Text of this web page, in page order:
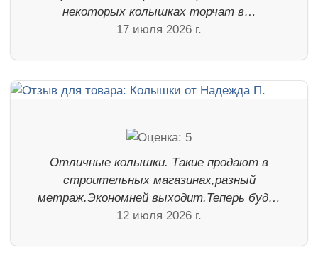
некоторых колышках торчат в…
17 июля 2026 г.
Отличные колышки. Такие продают в
строительных магазинах,разный
метраж.Экономней выходит.Теперь буд…
12 июля 2026 г.